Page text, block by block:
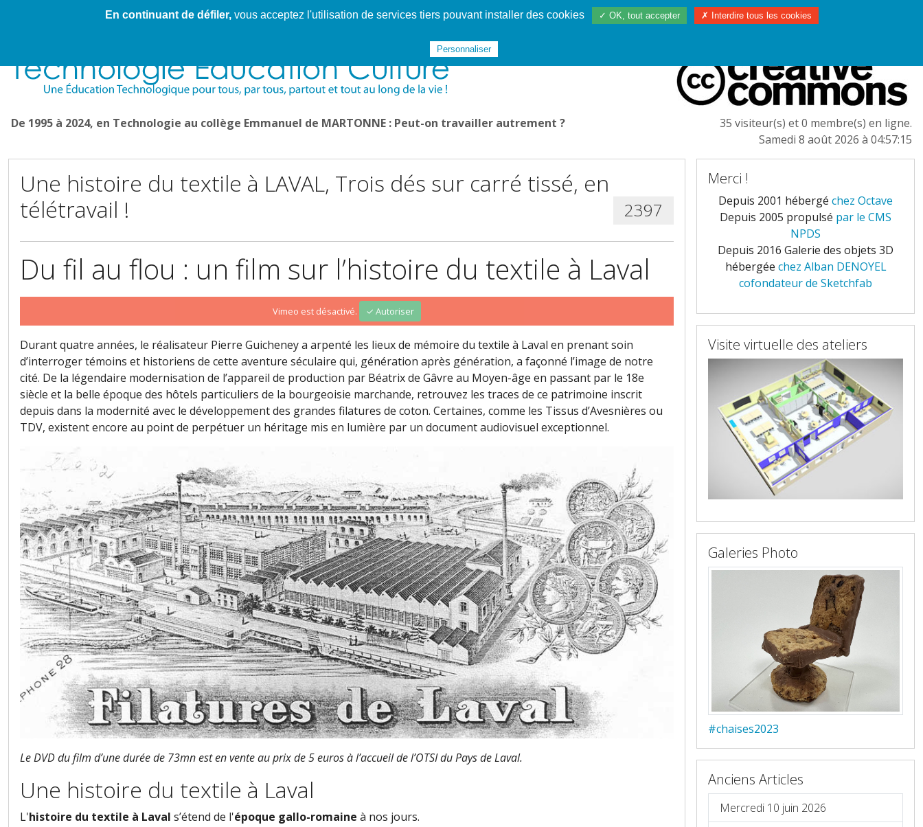
Cahier de textes patrickRICHARD Cahier de texte Websphère Les services De 1995 à 2020 TÉC 1997/2023 L'EUROPE
De 1995 à 2024, en Technologie au collège Emmanuel de MARTONNE : Peut-on travailler autrement ?
35 visiteur(s) et 0 membre(s) en ligne.
Samedi 8 août 2026 à 04:57:15
Une histoire du textile à LAVAL, Trois dés sur carré tissé, en
télétravail !
2397
Du fil au flou : un film sur l’histoire du textile à Laval
Vimeo est désactivé. ✓ Autoriser
Durant quatre années, le réalisateur Pierre Guicheney a arpenté les lieux de mémoire du textile à Laval en prenant soin
d’interroger témoins et historiens de cette aventure séculaire qui, génération après génération, a façonné l’image de notre
cité. De la légendaire modernisation de l’appareil de production par Béatrix de Gâvre au Moyen-âge en passant par le 18e
siècle et la belle époque des hôtels particuliers de la bourgeoisie marchande, retrouvez les traces de ce patrimoine inscrit
depuis dans la modernité avec le développement des grandes filatures de coton. Certaines, comme les Tissus d’Avesnières ou
TDV, existent encore au point de perpétuer un héritage mis en lumière par un document audiovisuel exceptionnel.
Le DVD du film d’une durée de 73mn est en vente au prix de 5 euros à l’accueil de l’OTSI du Pays de Laval.
Une histoire du textile à Laval
L'histoire du textile à Laval s’étend de l'époque gallo-romaine à nos jours.
Merci !
Depuis 2001 hébergé chez Octave
Depuis 2005 propulsé par le CMS
NPDS
Depuis 2016 Galerie des objets 3D
hébergée chez Alban DENOYEL
cofondateur de Sketchfab
Visite virtuelle des ateliers
Galeries Photo
#chaises2023
Anciens Articles
Mercredi 10 juin 2026
En continuant de défiler,vous acceptez l'utilisation de services tiers pouvant installer des cookies ✓ OK, tout accepter ✗ Interdire tous les cookies
Personnaliser